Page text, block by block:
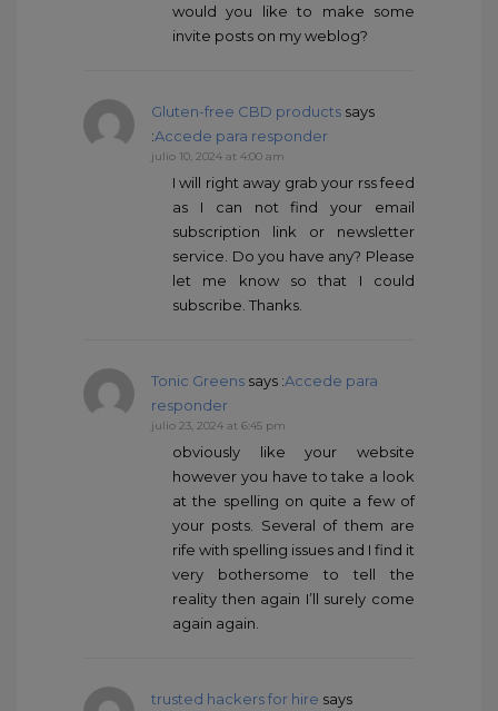
would you like to make some
invite posts on my weblog?
Gluten-free CBD products says
:Accede para responder
julio 10, 2024 at 4:00 am
I will right away grab your rss feed
as I can not find your email
subscription link or newsletter
service. Do you have any? Please
let me know so that I could
subscribe. Thanks.
Tonic Greens says :Accede para
responder
julio 23, 2024 at 6:45 pm
obviously like your website
however you have to take a look
at the spelling on quite a few of
your posts. Several of them are
rife with spelling issues and I find it
very bothersome to tell the
reality then again I’ll surely come
again again.
trusted hackers for hire says